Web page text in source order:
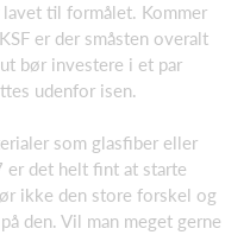
til formålet. Kommer
er der småsten overalt
bør investere i et par
udenfor isen.
som glasfiber eller
er det helt fint at starte
ikke den store forskel og
den. Vil man meget gerne